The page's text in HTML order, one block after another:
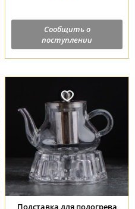
Сообщить о
поступлении
Подставка для подогрева